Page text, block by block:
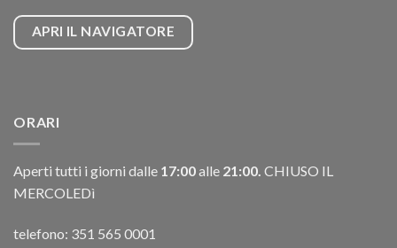
APRI IL NAVIGATORE
ORARI
Aperti tutti i giorni dalle 17:00alle 21:00. CHIUSO IL
MERCOLEDì
telefono: 351 565 0001